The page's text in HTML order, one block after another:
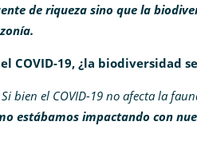
de riqueza sino que la
COVID-19, ¿la biodiversidad
bien el COVID-19 no afecta la
estábamos impactando con